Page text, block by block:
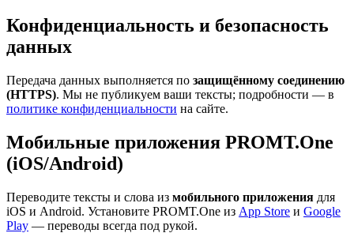
Конфиденциальность и безопасность
данных
Передача данных выполняется по защищённому соединению
(HTTPS). Мы не публикуем ваши тексты; подробности — в
политике конфиденциальности на сайте.
Мобильные приложения PROMT.One
(iOS/Android)
Переводите тексты и слова из мобильного приложения для
iOS и Android. Установите PROMT.One из App Store и Google
Play — переводы всегда под рукой.